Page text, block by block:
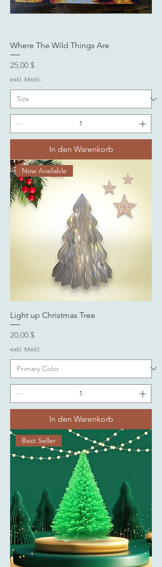
Where The Wild Things Are
Preis
25,00 $
exkl. MwSt.
In den Warenkorb
Now Available
Light up Christmas Tree
Preis
20,00 $
exkl. MwSt.
In den Warenkorb
Best Seller